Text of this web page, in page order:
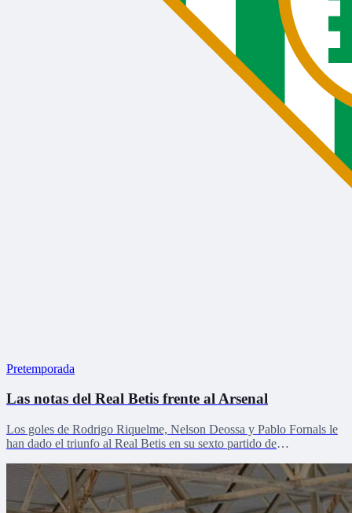
Pretemporada
Las notas del Real Betis frente al Arsenal
Los goles de Rodrigo Riquelme, Nelson Deossa y Pablo Fornals le
han dado el triunfo al Real Betis en su sexto partido de